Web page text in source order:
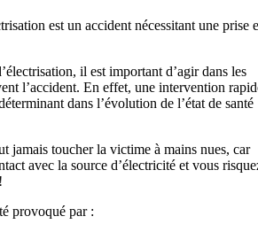
est un accident nécessitant une prise
il est important d’agir dans les
l’accident. En effet, une intervention
dans l’évolution de l’état de santé
jamais toucher la victime à mains nues, car
avec la source d’électricité et vous
provoqué par :